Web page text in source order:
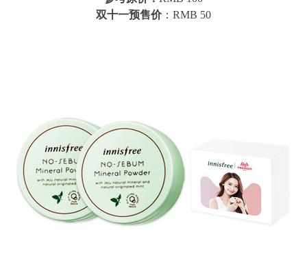
双十一预售价：RMB 50